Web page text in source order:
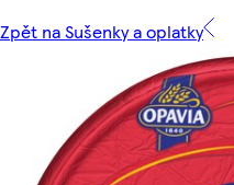
Zpět na Sušenky a oplatky